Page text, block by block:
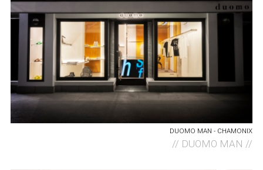
DUOMO MAN - CHAMONIX
// DUOMO MAN //